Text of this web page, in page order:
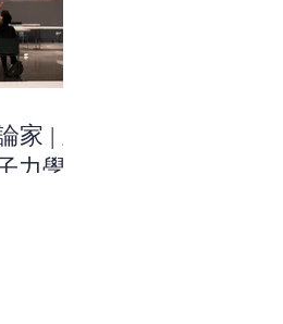
家 | 男
力學 |